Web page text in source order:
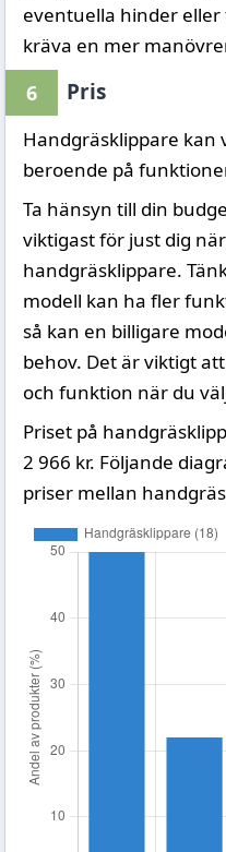
eventuella hinder
kräva en mer
6 Pris
Handgräsklippare kan
beroende på
Ta hänsyn till din
viktigast för just dig
handgräsklippare.
modell kan ha fler
så kan en billigare
behov. Det är viktigt
och funktion när du
Priset på
2 966 kr. Följande
priser mellan